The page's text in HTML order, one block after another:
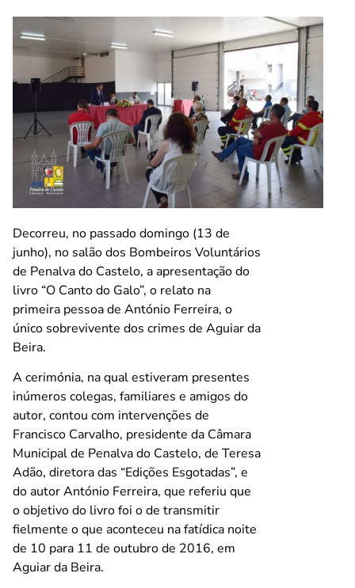
Decorreu, no passado domingo (13 de
junho), no salão dos Bombeiros Voluntários
de Penalva do Castelo, a apresentação do
livro “O Canto do Galo”, o relato na
primeira pessoa de António Ferreira, o
único sobrevivente dos crimes de Aguiar da
Beira.
A cerimónia, na qual estiveram presentes
inúmeros colegas, familiares e amigos do
autor, contou com intervenções de
Francisco Carvalho, presidente da Câmara
Municipal de Penalva do Castelo, de Teresa
Adão, diretora das “Edições Esgotadas”, e
do autor António Ferreira, que referiu que
o objetivo do livro foi o de transmitir
fielmente o que aconteceu na fatídica noite
de 10 para 11 de outubro de 2016, em
Aguiar da Beira.